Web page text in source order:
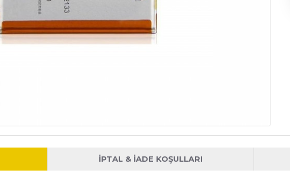
İPTAL & İADE KOŞULLARI